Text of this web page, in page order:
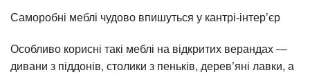
Саморобні меблі чудово впишуться у кантрі-інтер’єр
Особливо корисні такі меблі на відкритих верандах —
дивани з піддонів, столики з пеньків, дерев’яні лавки, а